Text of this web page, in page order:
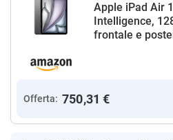
Apple iPad Air
Intelligence,
frontale e
Offerta: 750,31 €